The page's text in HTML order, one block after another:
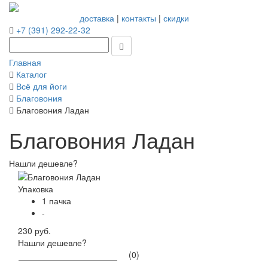
доставка| контакты | скидки
+7 (391) 292-22-32
Главная
Каталог
Всё для йоги
Благовония
Благовония Ладан
Благовония Ладан
Нашли дешевле?
Упаковка
1 пачка
-
230 руб.
Нашли дешевле?
(0)